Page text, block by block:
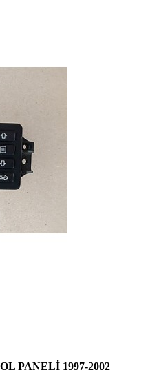
PANELİ 1997-2002